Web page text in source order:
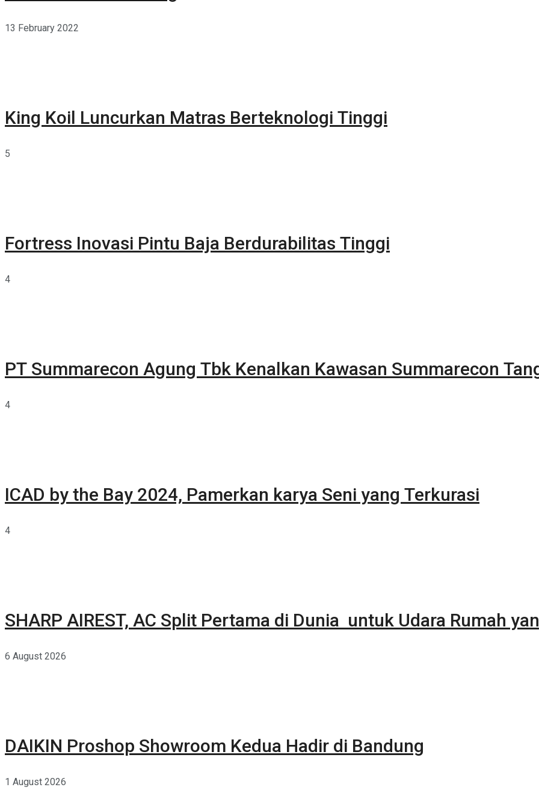
13 February 2022
King Koil Luncurkan Matras Berteknologi Tinggi
5
Fortress Inovasi Pintu Baja Berdurabilitas Tinggi
4
PT Summarecon Agung Tbk Kenalkan Kawasan Summarecon
4
ICAD by the Bay 2024, Pamerkan karya Seni yang Terkurasi
4
SHARP AIREST, AC Split Pertama di Dunia untuk Udara Rumah
6 August 2026
DAIKIN Proshop Showroom Kedua Hadir di Bandung
1 August 2026